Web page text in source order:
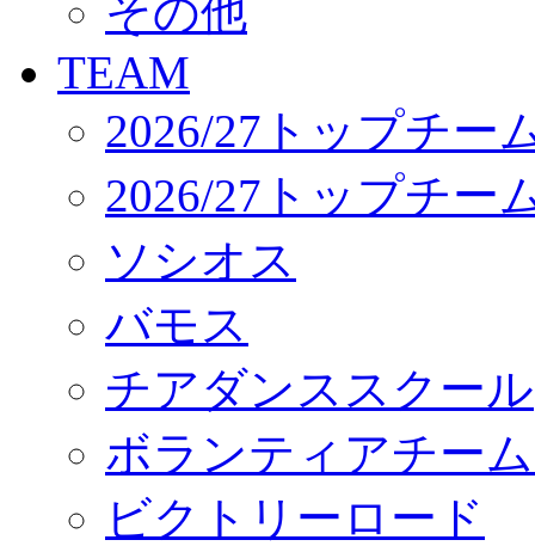
サステナビリティ
Web制作支援
応援プロジェクト
その他
TEAM
2026/27トップチー
2026/27トップチー
ソシオス
バモス
チアダンススクール
ボランティアチー
ビクトリーロード